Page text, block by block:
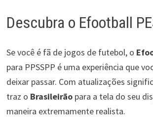
Descubra o Efootball
Se você é fã de jogos de futebol, o
para PPSSPP é uma experiência que
deixar passar. Com atualizações
traz o Brasileirãopara a tela do seu
maneira extremamente realista.